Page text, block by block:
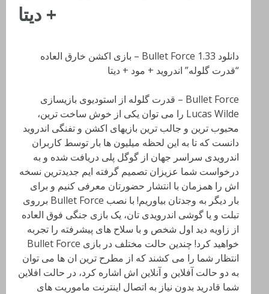
+ دیتا
دانلود Bullet Force 1.33 – بازی اکشن خارق العاده
“قدرت گلوله” اندروید + مود + دیتا
Bullet Force – قدرت گلوله از استودیوی بازیسازی
Lucas Wilde را می توان یکی از خوش ساخت ترین،
محبوب ترین و جالب ترین بازیهای اکشن و تفنگی اندروید
دانست که تا به این لحظه میلیون ها بار توسط کاربران
اندرویدی سراسر جهان از گوگل پلی دریافت شده و به
درخواست شما عزیزان تصمیم گرفته ایم جدیدترین نسخه
اش را همزمان با انتشار حضورتان معرفی کنیم و برای
بار دیگر به وجدتان بیاوریم! با نصب Bullet Force برروی
تبلت و یا گوشی اندرویدی تان، یک بازی جنگی فوق العاده
از زاویه دید اول شخص و با سلاح های پیشرفته را تجربه
خواهید کرد! چندین حالت مختلف در بازی Bullet Force
انتظار شما را می کشند که از مطرح ترین ان ها می توان
به دو حالت آفلاین و آنلاین اش اشاره کرد، در حالت افلاین
شما قادرید بدون نیاز به اتصال اینترنت ماموریت های